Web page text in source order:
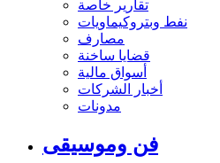
تقارير خاصة
نفط وبتروكيماويات
مصارف
قضايا ساخنة
أسواق مالية
أخبار الشركات
مدونات
فن وموسيقى